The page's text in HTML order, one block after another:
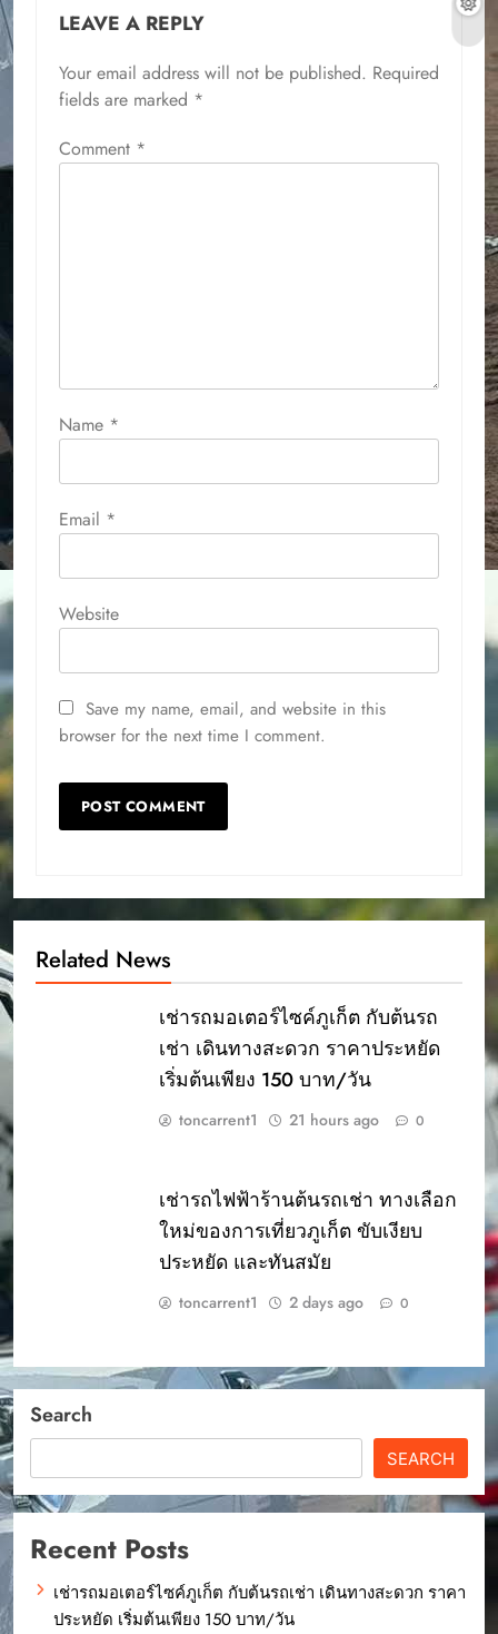
LEAVE A REPLY
Your email address will not be published. Required
fields are marked *
Comment *
Name *
Email *
Website
Save my name, email, and website in this
browser for the next time I comment.
Related News
เช่ารถมอเตอร์ไซค์ภูเก็ต กับต้นรถ
เช่า เดินทางสะดวก ราคาประหยัด
เริ่มต้นเพียง 150 บาท/วัน
toncarrent1 21 hours ago 0
เช่ารถไฟฟ้าร้านต้นรถเช่า ทางเลือก
ใหม่ของการเที่ยวภูเก็ต ขับเงียบ
ประหยัด และทันสมัย
toncarrent1 2 days ago 0
Search
SEARCH
Recent Posts
เช่ารถมอเตอร์ไซค์ภูเก็ต กับต้นรถเช่า เดินทางสะดวก ราคา
ประหยัด เริ่มต้นเพียง 150 บาท/วัน